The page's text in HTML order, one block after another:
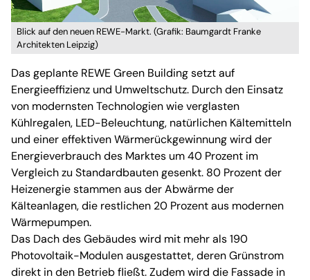
Blick auf den neuen REWE-Markt. (Grafik: Baumgardt Franke
Architekten Leipzig)
Das geplante REWE Green Building setzt auf
Energieeffizienz und Umweltschutz. Durch den Einsatz
von modernsten Technologien wie verglasten
Kühlregalen, LED-Beleuchtung, natürlichen Kältemitteln
und einer effektiven Wärmerückgewinnung wird der
Energieverbrauch des Marktes um 40 Prozent im
Vergleich zu Standardbauten gesenkt. 80 Prozent der
Heizenergie stammen aus der Abwärme der
Kälteanlagen, die restlichen 20 Prozent aus modernen
Wärmepumpen.
Das Dach des Gebäudes wird mit mehr als 190
Photovoltaik-Modulen ausgestattet, deren Grünstrom
direkt in den Betrieb fließt. Zudem wird die Fassade in